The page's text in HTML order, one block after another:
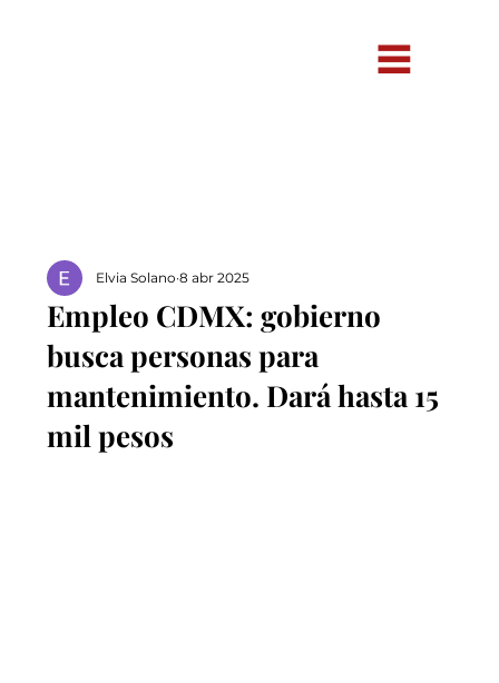
Empleo CDMX: gobierno
busca personas para
mantenimiento. Dará hasta 15
mil pesos
Elvia Solano 8 abr 2025